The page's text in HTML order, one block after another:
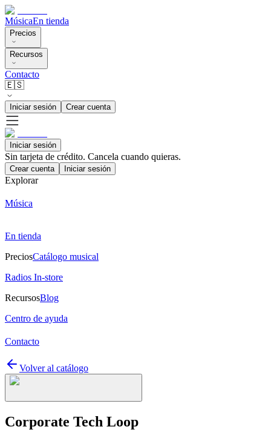
MúsicaEn tienda
Precios
Recursos
Contacto
🇪🇸
Iniciar sesión Crear cuenta
Iniciar sesión
Sin tarjeta de crédito. Cancela cuando quieras.
Crear cuenta Iniciar sesión
Explorar
Música
En tienda
PreciosCatálogo musical
Radios In-store
RecursosBlog
Centro de ayuda
Contacto
Volver al catálogo
Corporate Tech Loop